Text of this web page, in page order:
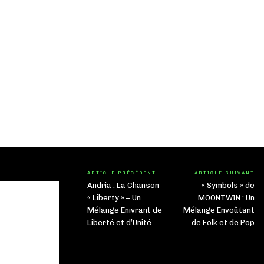
ARTICLE PRÉCÉDENT
Andria : La Chanson
« Liberty » – Un
Mélange Enivrant de
Liberté et d’Unité
ARTICLE SUIVANT
« Symbols » de
MOONTWIN : Un
Mélange Envoûtant
de Folk et de Pop